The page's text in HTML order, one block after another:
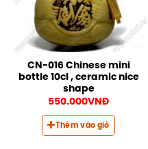
CN-016 Chinese mini
bottle 10cl , ceramic nice
shape
550.000VNĐ
Thêm vào giỏ